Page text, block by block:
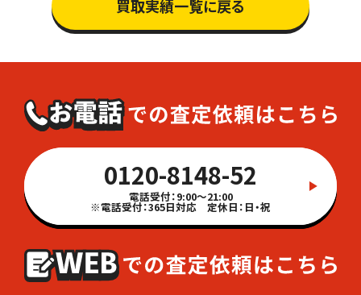
買取実績一覧に戻る
0120-8148-52
電話受付：9:00～21:00
※電話受付：365日対応 定休日：日・祝